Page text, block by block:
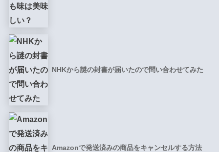
NHKから謎の封書が届いたので問い合わせてみた
Amazonで発送済みの商品をキャンセルする方法